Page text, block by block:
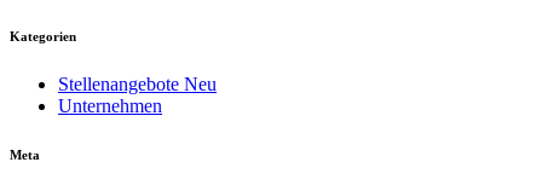
Kategorien
Stellenangebote Neu
Unternehmen
Meta